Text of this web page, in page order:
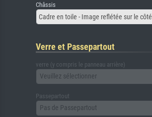
Châssis
Cadre en toile - Image reflétée sur le côté
Verre et Passepartout
verre (y compris le panneau arrière)
Veuillez sélectionner
Passepartout
Pas de Passepartout